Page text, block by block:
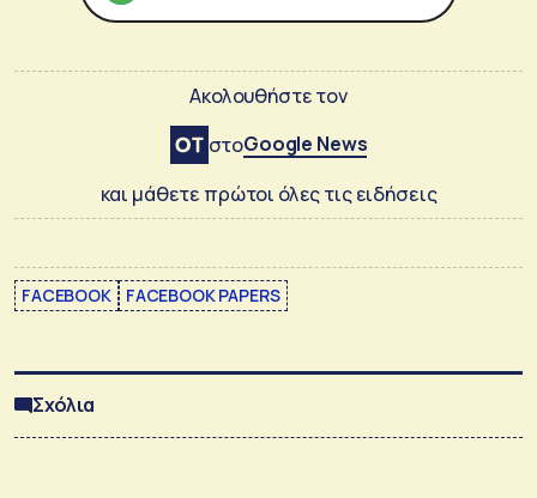
Ακολουθήστε τον
στοGoogle News
και μάθετε πρώτοι όλες τις ειδήσεις
FACEBOOK FACEBOOK PAPERS
Σχόλια